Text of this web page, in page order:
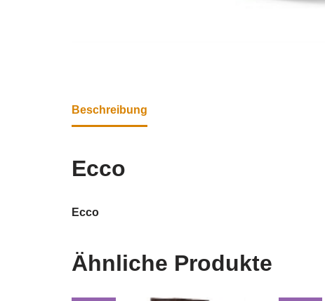
Beschreibung
Ecco
Ecco
Ähnliche Produkte